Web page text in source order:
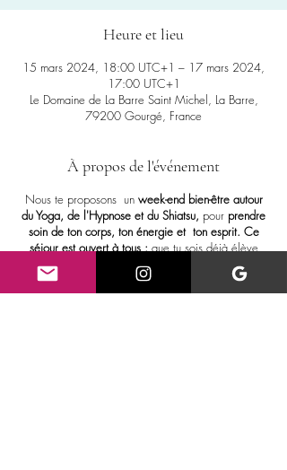
Heure et lieu
15 mars 2024, 18:00 UTC+1 – 17 mars 2024,
17:00 UTC+1
Le Domaine de La Barre Saint Michel, La Barre,
79200 Gourgé, France
À propos de l'événement
Nous te proposons un week-end bien-être autour
du Yoga, de l'Hypnose et du Shiatsu, pour prendre
soin de ton corps, ton énergie et ton esprit. Ce
séjour est ouvert à tous :que tu sois déjà élève
Yogi ou non, souple ou non.
2 nuits, 2 jours de yoga et pratiques puissantes, de
partage, d'ateliers, de méditation, de douceur et